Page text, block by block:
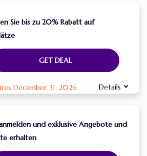
Sie bis zu 20% Rabatt auf
GET DEAL
December 31, 2026 Details
und exklusive Angebote und
erhalten